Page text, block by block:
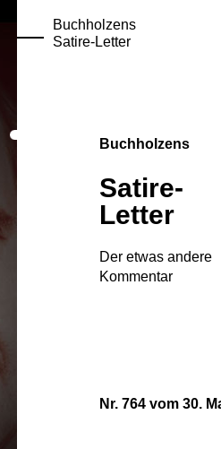
Buchholzens
Satire-Letter
Buchholzens
Satire-
Letter
Der etwas andere
Kommentar
Nr. 764 vom 30.